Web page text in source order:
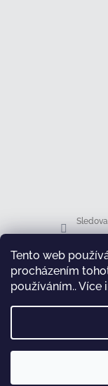
Tento web
procházením
používáním.. Více
Facebook